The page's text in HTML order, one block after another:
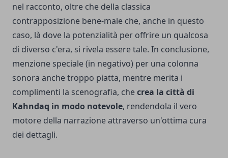
nel racconto, oltre che della classica
contrapposizione bene-male che, anche in questo
caso, là dove la potenzialità per offrire un qualcosa
di diverso c'era, si rivela essere tale. In conclusione,
menzione speciale (in negativo) per una colonna
sonora anche troppo piatta, mentre merita i
complimenti la scenografia, checrea la città di
Kahndaq in modo notevole, rendendola il vero
motore della narrazione attraverso un'ottima cura
dei dettagli.